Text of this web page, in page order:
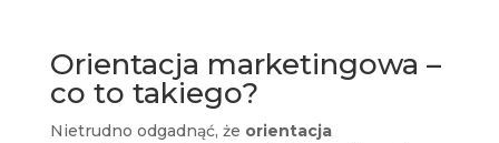
Orientacja marketingowa –
co to takiego?
Nietrudno odgadnąć, że orientacja